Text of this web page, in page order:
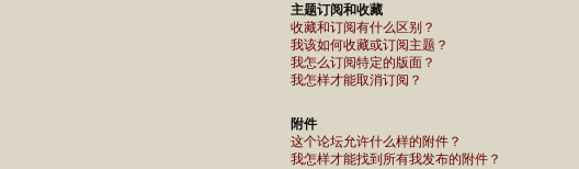
主题订阅和收藏
收藏和订阅有什么区别？
我该如何收藏或订阅主题？
我怎么订阅特定的版面？
我怎样才能取消订阅？
附件
这个论坛允许什么样的附件？
我怎样才能找到所有我发布的附件？